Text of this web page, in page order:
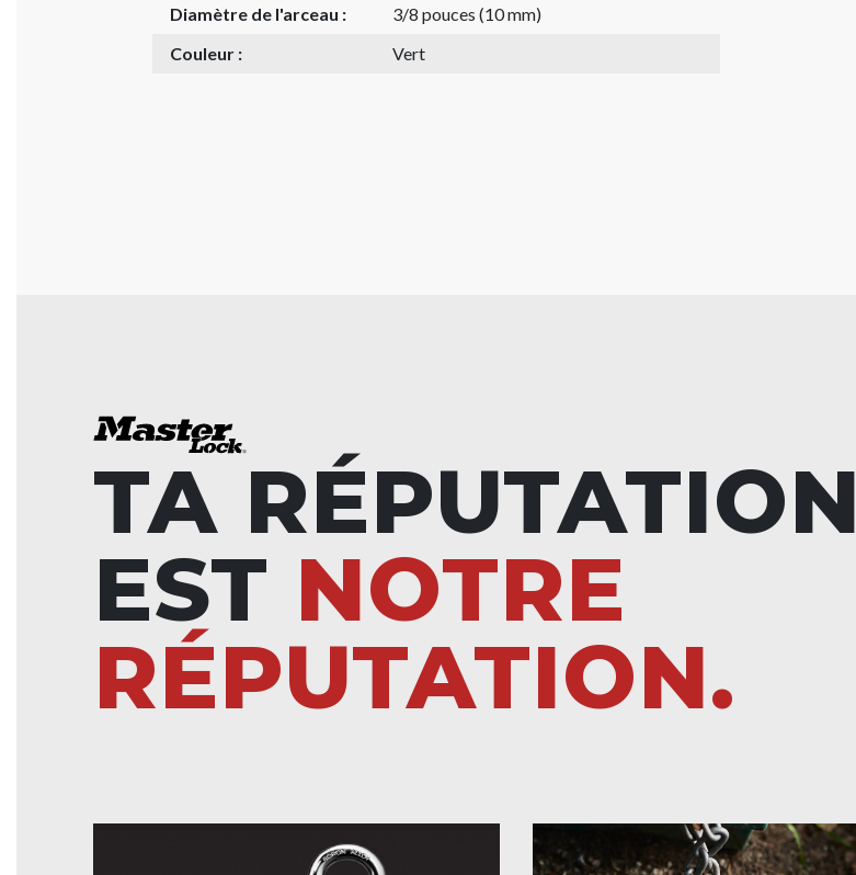
Diamètre de l'arceau :
3/8 pouces (10 mm)
Couleur :
Vert
TA RÉPUTATION
EST NOTRE
RÉPUTATION.